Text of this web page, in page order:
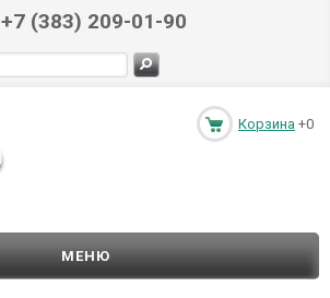
+7 (383) 209-01-90
Корзина +0
МЕНЮ